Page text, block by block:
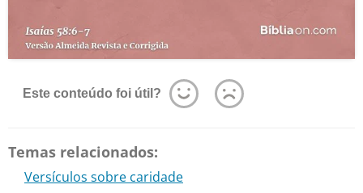
Este conteúdo foi útil?
Temas relacionados:
Versículos sobre caridade